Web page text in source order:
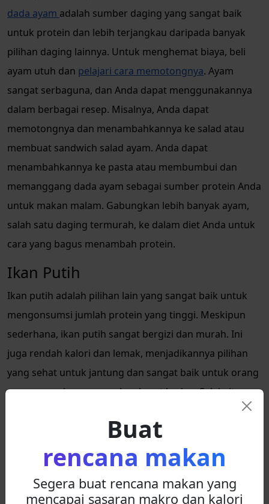
dada ayam adalah sumber daging yang sangat baik
untuk protein dan lebih terjangkau daripada banyak
pilihan daging lainnya. Untuk menghemat biaya, beli
ayam utuh dan pelajari cara memotongnya. Ayam
sangat serbaguna, dan Anda dapat menggunakannya
dalam berbagai resep. Misalnya, Anda dapat
memotongnya dan menambahkannya ke salad atau
membuat sandwich salad ayam. Anda dapat
menambahkannya ke pasta atau membumbui dan
memanggang dada ayam sebagai sumber protein Anda
untuk makan malam. Gabungkan lebih banyak ayam,
salah satu daging termurah, ke dalam diet Anda untuk
cara yang bagus menambah protein.
Ikan Putih
Ikan putih adalah pilihan lain yang sangat baik untuk
mengonsumsi jumlah protein yang tinggi. Meskipun
sederhana, ikan putih sangat bergizi dan murah. Ini
juga rendah kalori dan lemak, menjadikannya pilihan
yang sehat untuk jantung dan sangat baik untuk orang
yang mencoba menurunkan berat badan. Selain itu,
protein, termasuk vitamin B6 dan B12, niasin, dan
Selai Kacang
Selai kacangadalah pilihan serbaguna lainnya untuk
Buat
rencana makan
Segera buat rencana makan yang
mencapai sasaran makro dan kalori